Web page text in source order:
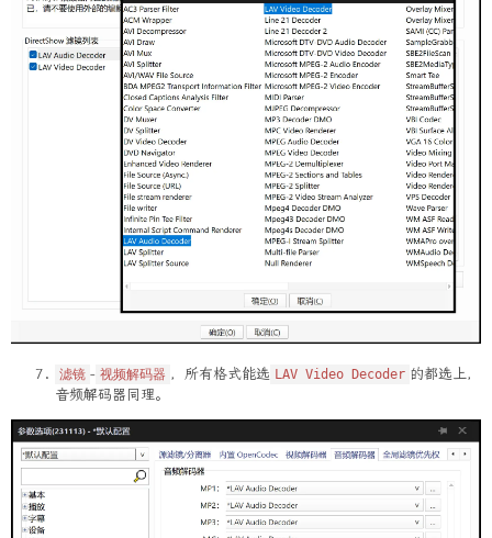
滤镜 - 视频解码器 ，所有格式能选 LAV Video Decoder 的都选上，
音频解码器同理。